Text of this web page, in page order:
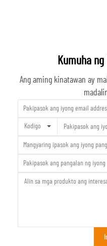
Kumuha
Ang aming kinatawan ay
Kodigo